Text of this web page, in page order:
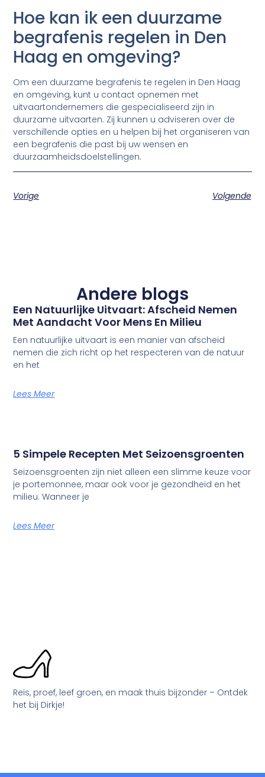
Hoe kan ik een duurzame
begrafenis regelen in Den
Haag en omgeving?
Om een duurzame begrafenis te regelen in Den Haag
en omgeving, kunt u contact opnemen met
uitvaartondernemers die gespecialiseerd zijn in
duurzame uitvaarten. Zij kunnen u adviseren over de
verschillende opties en u helpen bij het organiseren van
een begrafenis die past bij uw wensen en
duurzaamheidsdoelstellingen.
Vorige Volgende
Andere blogs
Een Natuurlijke Uitvaart: Afscheid Nemen
Met Aandacht Voor Mens En Milieu
Een natuurlijke uitvaart is een manier van afscheid
nemen die zich richt op het respecteren van de natuur
en het
Lees Meer
5 Simpele Recepten Met Seizoensgroenten
Seizoensgroenten zijn niet alleen een slimme keuze voor
je portemonnee, maar ook voor je gezondheid en het
milieu. Wanneer je
Lees Meer
Reis, proef, leef groen, en maak thuis bijzonder – Ontdek
het bij Dirkje!